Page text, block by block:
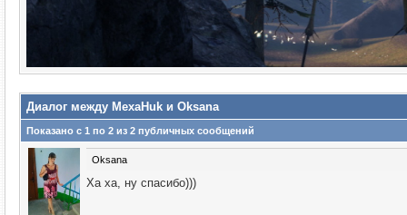
Диалог между MexaHuk и Oksana
Показано с 1 по 2 из 2 публичных сообщений
Oksana
Ха ха, ну спасибо)))